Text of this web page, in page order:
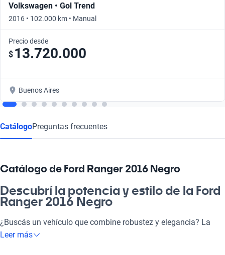
Volkswagen • Gol Trend
2016 • 102.000 km • Manual
Precio desde
$ 13.720.000
Buenos Aires
CatálogoPreguntas frecuentes
Catálogo de Ford Ranger 2016 Negro
Descubrí la potencia y estilo de la Ford
Ranger 2016 Negro
¿Buscás un vehículo que combine robustez y elegancia? La
Ford Ranger 2016 Negro es la elección perfecta para quienes
Leer más